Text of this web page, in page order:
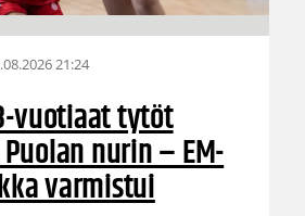
21:24
vuotiaat tytöt
nurin – EM-
varmistui